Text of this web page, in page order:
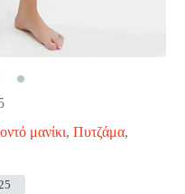
μανίκι, Πυτζάμα,